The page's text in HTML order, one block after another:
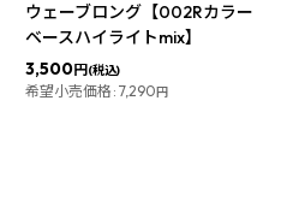
ウェーブロング【002Rカラー
ベースハイライトmix】
3,500円(税込)
希望小売価格 : 7,290円